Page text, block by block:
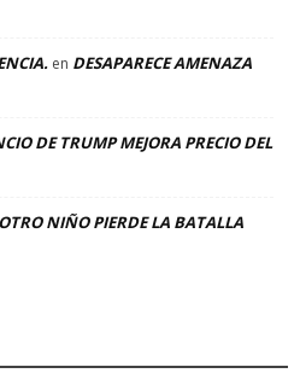
en DESAPARECE AMENAZA
DE TRUMP MEJORA PRECIO DEL
OTRO NIÑO PIERDE LA BATALLA